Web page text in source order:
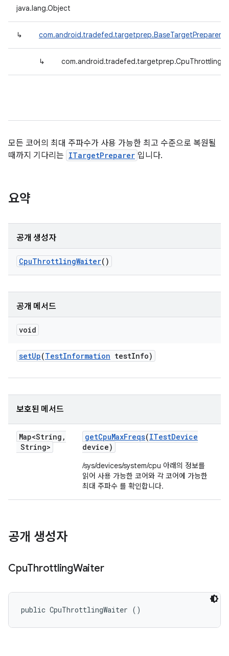
java.lang.Object
↳ com.android.tradefed.targetprep.BaseTargetPreparer
↳
모든 코어의 최대 주파수가 사용 가능한 최고 수준으로 복원될
때까지 기다리는 ITargetPreparer 입니다.
요약
공개 생성자
CpuThrottlingWaiter()
공개 메서드
void
setUp(TestInformation testInfo)
보호된 메서드
Map<String ,
String>
getCpuMaxFreqs(ITestDevice
device)
/sys/devices/system/cpu 아래의 정보를
읽어 사용 가능한 코어와 각 코어에 가능한
최대 주파수 를 확인합니다.
공개 생성자
CpuThrottlingWaiter
public CpuThrottlingWaiter ()